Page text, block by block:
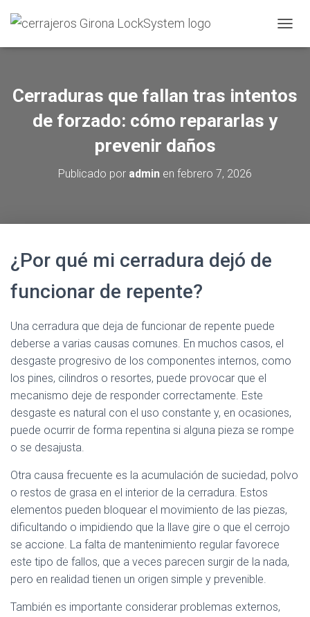
A
A
Cerraduras que fallan tras intentos
de forzado: cómo repararlas y
prevenir daños
Publicado por admin en febrero 7, 2026
¿Por qué mi cerradura dejó de
funcionar de repente?
Una cerradura que deja de funcionar de repente puede
deberse a varias causas comunes. En muchos casos, el
desgaste progresivo de los componentes internos, como
los pines, cilindros o resortes, puede provocar que el
mecanismo deje de responder correctamente. Este
desgaste es natural con el uso constante y, en ocasiones,
puede ocurrir de forma repentina si alguna pieza se rompe
o se desajusta.
Otra causa frecuente es la acumulación de suciedad, polvo
o restos de grasa en el interior de la cerradura. Estos
elementos pueden bloquear el movimiento de las piezas,
dificultando o impidiendo que la llave gire o que el cerrojo
se accione. La falta de mantenimiento regular favorece
este tipo de fallos, que a veces parecen surgir de la nada,
pero en realidad tienen un origen simple y prevenible.
También es importante considerar problemas externos,